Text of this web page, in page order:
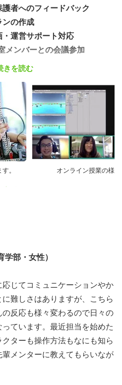
護者へのフィードバック
ンの作成
・運営サポート対応
メンバーとの会議参加
わせて担当コースを決定！
、LEGOロボットプログラ
、HTML/CSS、
ン教室は、上記スキル・経験
ったことがあるくらい…とい
も可能です！）
ター）として、未就学～高校
正解に辿り着くまでのプロセ
す。
行錯誤する」姿勢を大切にし
きを読む
。 オンライン授業の様子
部・女性）
じてコミュニケーションやか
難しさはありますが、こちら
反応も様々変わるので日々の
ています。最近担当を始めた
ターも操作方法もなにも知ら
メンターに教えてもらいなが